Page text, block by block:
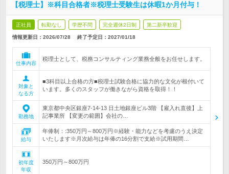
【税理士】※科目合格者※税理士受験生は休暇1か月付与！
正社員 転勤なし 学歴不問 完全週休2日制 第二新卒歓迎
情報更新日：2026/07/28 終了予定日： 2027/01/18
仕事内容
税理士として、税務コンサルティング業務全般をお任せします。
対象と
なる方
■3科目以上合格の方■税理士試験合格に協力的な文化が根付いて
います。多くのスタッフが働きながら資格を取得！！
勤務地
東京都中央区銀座7-14-13 日土地銀座ビル3階 【雇入れ直後】上
記事業所 【変更の範囲】会社の…
給与
年俸制：:350万円～800万円※経験・能力などを考慮のうえ決定
いたします※月次給与は年俸の16分割で支給※試用期間…
初年度
年収
350万円～800万円